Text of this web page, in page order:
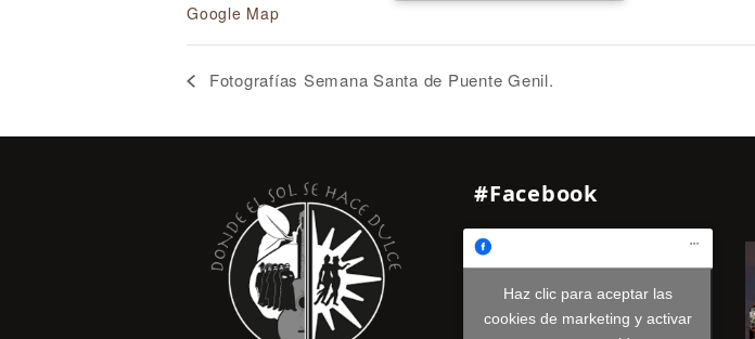
Google Map
Fotografías Semana Santa de Puente Genil.
#Facebook
Haz clic para aceptar las
cookies de marketing y activar